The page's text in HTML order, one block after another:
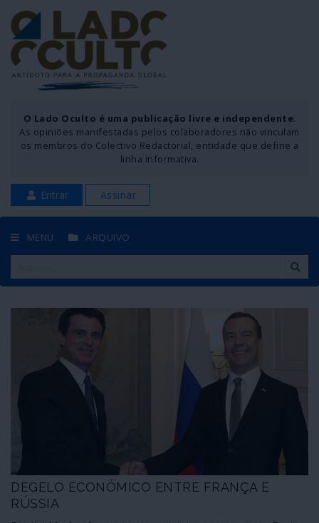
O Lado Oculto é uma publicação livre e independente.
As opiniões manifestadas pelos colaboradores não vinculam
os membros do Colectivo Redactorial, entidade que define a
linha informativa.
Entrar Assinar
MENU ARQUIVO
DEGELO ECONÓMICO ENTRE FRANÇA E
RÚSSIA